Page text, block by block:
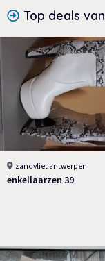
Top deals
zandvliet antwerpen
enkellaarzen 39